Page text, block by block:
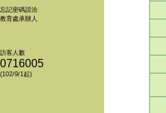
忘記密碼請洽
教育處承辦人
訪客人數
0716005
(102/9/1起)